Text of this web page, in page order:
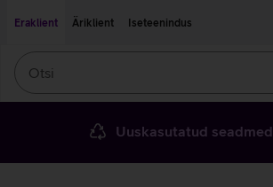
Eraklient
Äriklient Iseteenindus
Uuskasutatud seadmed